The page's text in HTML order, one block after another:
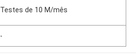
Testes de 10 M/mês
-